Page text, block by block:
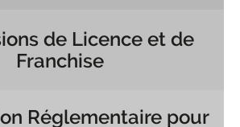
de Licence et de
Franchise
Réglementaire pour